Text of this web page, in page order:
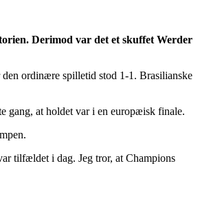
Derimod var det et skuffet Werder
ordinære spilletid stod 1-1. Brasilianske
gang, at holdet var i en europæisk finale.
tilfældet i dag. Jeg tror, at Champions